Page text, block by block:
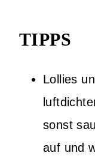
TIPPS
Lollies
sonst
auf und